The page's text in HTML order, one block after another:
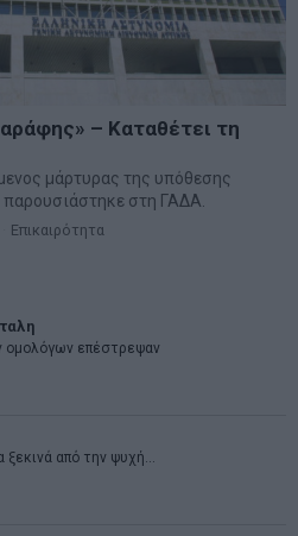
– Καταθέτει τη
μάρτυρας της υπόθεσης
στη ΓΑΔΑ.
Επικαιρότητα
ομολόγων επέστρεψαν
ξεκινά από την ψυχή…